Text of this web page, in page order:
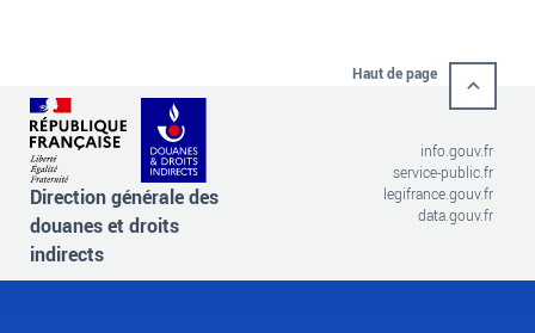
Haut de page
Direction générale des
douanes et droits
indirects
info.gouv.fr
service-public.fr
legifrance.gouv.fr
data.gouv.fr